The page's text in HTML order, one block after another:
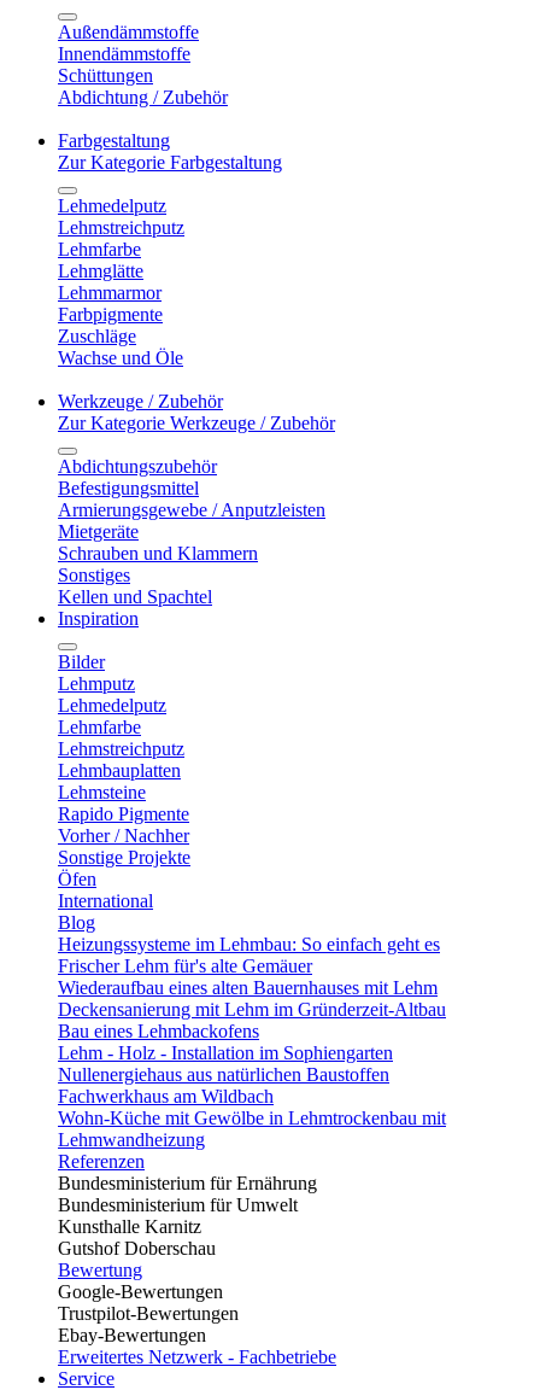
Außendämmstoffe
Innendämmstoffe
Schüttungen
Abdichtung / Zubehör
Farbgestaltung
Zur Kategorie Farbgestaltung
Lehmedelputz
Lehmstreichputz
Lehmfarbe
Lehmglätte
Lehmmarmor
Farbpigmente
Zuschläge
Wachse und Öle
Werkzeuge / Zubehör
Zur Kategorie Werkzeuge / Zubehör
Abdichtungszubehör
Befestigungsmittel
Armierungsgewebe / Anputzleisten
Mietgeräte
Schrauben und Klammern
Sonstiges
Kellen und Spachtel
Inspiration
Bilder
Lehmputz
Lehmedelputz
Lehmfarbe
Lehmstreichputz
Lehmbauplatten
Lehmsteine
Rapido Pigmente
Vorher / Nachher
Sonstige Projekte
Öfen
International
Blog
Heizungssysteme im Lehmbau: So einfach geht es
Frischer Lehm für's alte Gemäuer
Wiederaufbau eines alten Bauernhauses mit Lehm
Deckensanierung mit Lehm im Gründerzeit-Altbau
Bau eines Lehmbackofens
Lehm - Holz - Installation im Sophiengarten
Nullenergiehaus aus natürlichen Baustoffen
Fachwerkhaus am Wildbach
Wohn-Küche mit Gewölbe in Lehmtrockenbau mit
Lehmwandheizung
Referenzen
Bundesministerium für Ernährung
Bundesministerium für Umwelt
Kunsthalle Karnitz
Gutshof Doberschau
Bewertung
Google-Bewertungen
Trustpilot-Bewertungen
Ebay-Bewertungen
Erweitertes Netzwerk - Fachbetriebe
Service